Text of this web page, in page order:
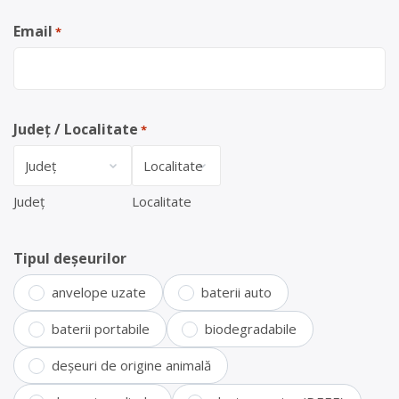
Email *
Județ / Localitate *
Județ Localitate
Tipul deșeurilor
anvelope uzate baterii auto
baterii portabile biodegradabile
deșeuri de origine animală